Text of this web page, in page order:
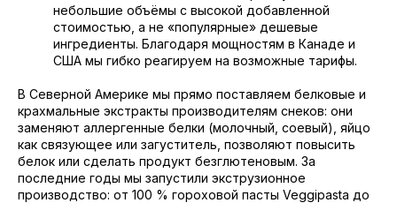
небольшие объёмы с высокой добавленной
стоимостью, а не «популярные» дешевые
ингредиенты. Благодаря мощностям в Канаде и
США мы гибко реагируем на возможные тарифы.
В Северной Америке мы прямо поставляем белковые и
крахмальные экстракты производителям снеков: они
заменяют аллергенные белки (молочный, соевый), яйцо
как связующее или загуститель, позволяют повысить
белок или сделать продукт безглютеновым. За
последние годы мы запустили экструзионное
производство: от 100 % гороховой пасты Veggipasta до